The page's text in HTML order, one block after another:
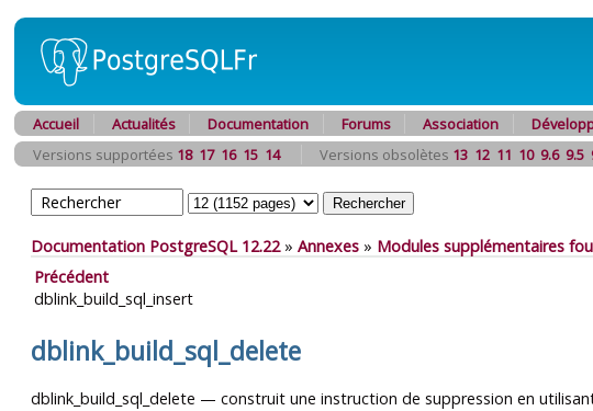
Accueil Actualités Documentation Forums Association
Versions supportées 18 17 16 15 14 Versions obsolètes 13 12 11 10 9.6 9.5
Documentation PostgreSQL 12.22» Annexes » Modules supplémentaires
Précédent
dblink_build_sql_insert
dblink_build_sql_delete
dblink_build_sql_delete — construit une instruction de suppression en